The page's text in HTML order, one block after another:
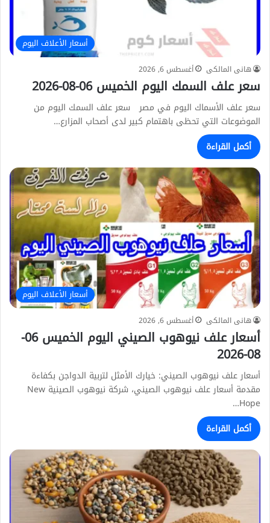
أسعار الأعلاف اليوم
هانى المالكى أغسطس 6, 2026
سعر علف السمك اليوم الخميس 06-08-2026
سعر علف الأسماك اليوم في مصر سعر علف السمك اليوم من
الموضوعات التي تحظى باهتمام كبير لدى أصحاب المزارع…
أكمل القراءة
أسعار الأعلاف اليوم
هانى المالكى أغسطس 6, 2026
أسعار علف نيوهوب الصيني اليوم الخميس 06-
08-2026
أسعار علف نيوهوب الصيني: خيارك الأمثل لتربية الدواجن بكفاءة
مقدمة أسعار علف نيوهوب الصيني، شركة نيوهوب الصينية New
Hope…
أكمل القراءة